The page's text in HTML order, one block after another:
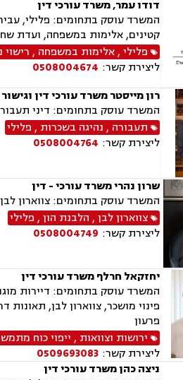
דודו עמר, משרד עורכי דין
המשרד עוסק בתחומים: פלילי,
קטינים, אלימות במשפחה, ועדת
פלילי,אלימות במשפחה , רישוי
ליצירת קשר: 0508004674
רון מייסטר משרד עורכי דין וגישור
המשרד עוסק בתחומים: דיני
תעבורה , נהיגה בשכרות , פלילי
ליצירת קשר: 0508004764
שרון נהרי משרד עורכי - דין
המשרד עוסק בתחומים: צווארון
צווארון לבן, הלבנת הון, פלילי
ליצירת קשר: 0508004749
יחזקאל חרלף משרד עורכי דין
המשרד עוסק בתחומים: דיירות
פינוי מושכר, צווארון לבן,
פרעון
ירושות וצוואות , ייפוי כוח
ליצירת קשר: 0509693083
ניצה כהן משרד עורכי דין